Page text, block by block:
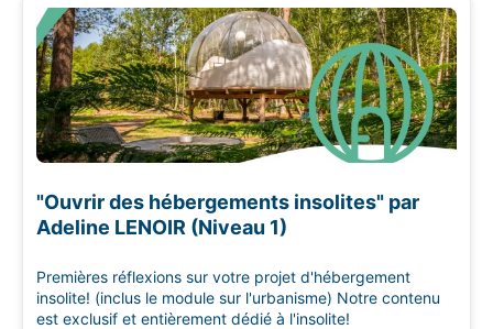
"Ouvrir des hébergements insolites" par
Adeline LENOIR (Niveau 1)
Premières réflexions sur votre projet d'hébergement
insolite! (inclus le module sur l'urbanisme) Notre contenu
est exclusif et entièrement dédié à l'insolite!